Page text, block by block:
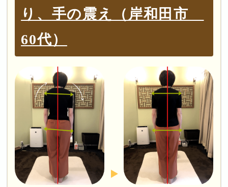
り、手の震え（岸和田市
60代）